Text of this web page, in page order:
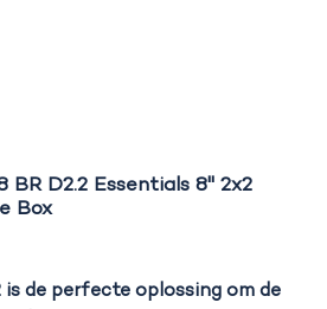
BR D2.2 Essentials 8" 2x2
Box
is de perfecte oplossing om de